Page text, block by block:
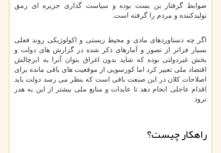
ضوابط گرفتار بن بست بوده و سیاست گذاری جزیره ای رمق
تولیدکننده و مردم را گرفته است.
اگر چه دستاوردهای مادی و محیط زیستی و اکولوژیکی روند فعلی
بسیار فراتر از تصور و آمارهای ذکر شده در گزارش های دولت و
بخش غیردولتی بوده که شاید بدون اغراق بتوان آنرا به ابرچالش
اقتصاد ملی تعبیر کرد اما کورسویی از موقعیت های باقی مانده برای
اصلاحات کلان در این صنعت باقی است که بنظر می رسد دولت باید
اقدام عاجلی انجام دهد تا عایدات و منابع ملی بیشتر از این به هدر
نرود.
راهکار چیست؟